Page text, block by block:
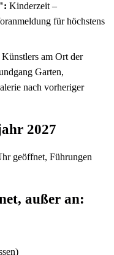
Kinderzeit –
für höchstens
am Ort der
Garten,
nach vorheriger
2027
geöffnet, Führungen
außer an: